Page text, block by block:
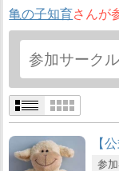
亀の子知育さんが
【
参加